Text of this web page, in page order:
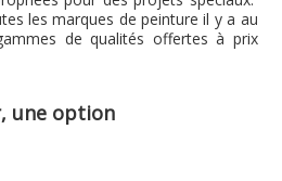
les marques de peinture il y a au
de qualités offertes à prix
une option